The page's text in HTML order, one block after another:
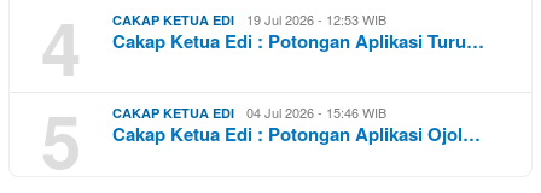
4 CAKAP KETUA EDI 19 Jul 2026 - 12:53 WIB
Cakap Ketua Edi : Potongan Aplikasi Turu…
5 CAKAP KETUA EDI 04 Jul 2026 - 15:46 WIB
Cakap Ketua Edi : Potongan Aplikasi Ojol…